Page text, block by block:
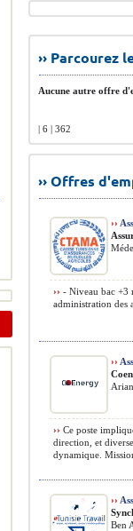
››
Aucune autre offre
| 6 | 362
›› Offres
››
›› - Niveau bac +3
administration des
››
›› Ce poste
direction, et
dynamique.
››
Ben